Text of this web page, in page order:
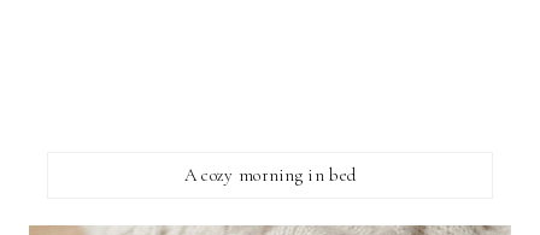
A cozy morning in bed